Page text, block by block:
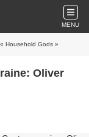
MENU
Household Gods »
Oliver